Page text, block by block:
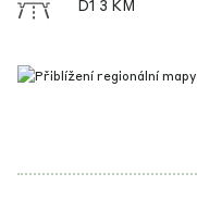
D1 3 KM